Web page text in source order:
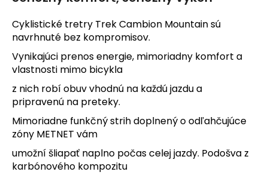
Cyklistické tretry Trek Cambion Mountain sú
navrhnuté bez kompromisov.
Vynikajúci prenos energie, mimoriadny komfort a
vlastnosti mimo bicykla
z nich robí obuv vhodnú na každú jazdu a
pripravenú na preteky.
Mimoriadne funkčný strih doplnený o odľahčujúce
zóny METNET vám
umožní šliapať naplno počas celej jazdy. Podošva z
karbónového kompozitu
HĽADAŤ
O
d
p
r